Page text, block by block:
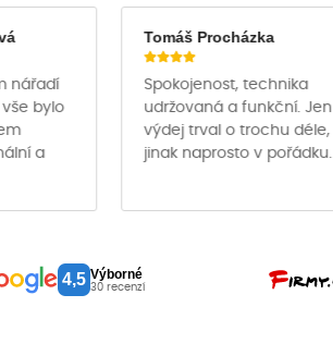
nářadí
bylo
a
Tomáš Procházka
Spokojenost, technika
udržovaná a funkční. Jen
výdej trval o trochu déle,
jinak naprosto v pořádku.
4,5 Výborné
30 recenzí